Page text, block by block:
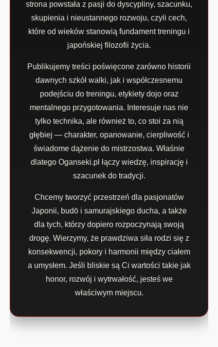
strona powstała z pasji do dyscypliny, szacunku,
skupienia i nieustannego rozwoju, czyli cech,
które od wieków stanowią fundament treningu i
japońskiej filozofii życia.
Publikujemy treści poświęcone zarówno historii
dawnych szkół walki, jak i współczesnemu
podejściu do treningu, etykiety dojo oraz
mentalnego przygotowania. Interesuje nas nie
tylko technika, ale również to, co stoi za nią
głębiej — charakter, opanowanie, cierpliwość i
świadome dążenie do mistrzostwa. Właśnie
dlatego Oganseki.pl łączy wiedzę, inspirację i
szacunek do tradycji.
Chcemy tworzyć przestrzeń dla pasjonatów
Japonii, budō i samurajskiego ducha, a także
dla tych, którzy dopiero rozpoczynają swoją
drogę. Wierzymy, że prawdziwa siła rodzi się z
konsekwencji, pokory i harmonii między ciałem
a umysłem. Jeśli bliskie są Ci wartości takie jak
honor, rozwój i wytrwałość, jesteś we
właściwym miejscu.